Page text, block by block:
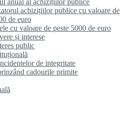
anual al achizițiilor publice
achizițiilor publice cu valoare de
de euro
cu valoare de peste 5000 de euro
și interese
public
de integritate
cadourile primite